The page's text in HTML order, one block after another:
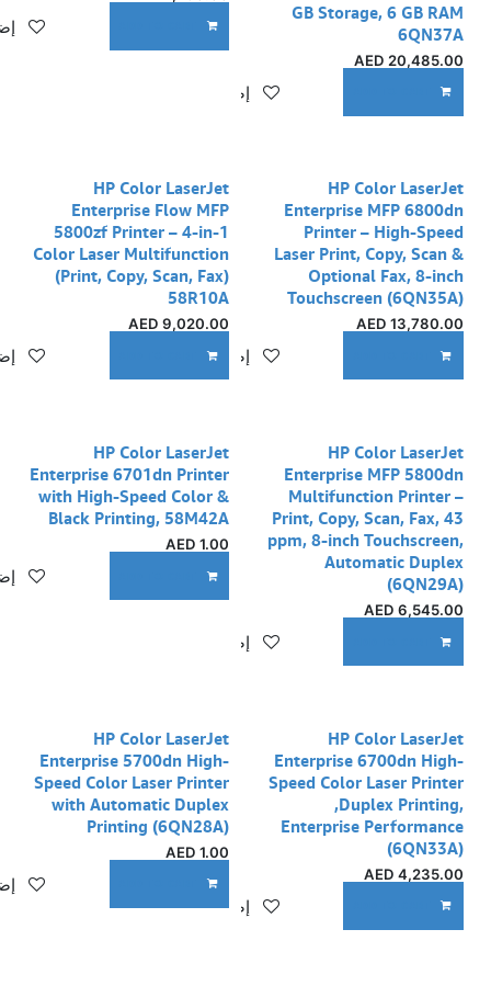
GB Storage, 6 GB RAM
6QN37A
20,485.00
إضافة إلى قائمة الأمنيات
HP Color LaserJet
Enterprise MFP 6800dn
Printer – High-Speed
Laser Print, Copy, Scan &
Optional Fax, 8-inch
Touchscreen (6QN35A)
13,780.00
إضافة إلى قائمة الأمنيات
HP Color LaserJet
Enterprise Flow MFP
5800zf Printer – 4-in-1
Color Laser Multifunction
(Print, Copy, Scan, Fax)
58R10A
9,020.00
AED
نفدت الكمية
HP Color LaserJet
Enterprise MFP 5800dn
Multifunction Printer –
Print, Copy, Scan, Fax, 43
ppm, 8-inch Touchscreen,
Automatic Duplex
(6QN29A)
6,545.00
إضافة إلى قائمة الأمنيات
نفدت الكمية
HP Color LaserJet
Enterprise 6701dn Printer
with High-Speed Color &
Black Printing, 58M42A
1.00
AED
HP Color LaserJet
Enterprise 6700dn High-
Speed Color Laser Printer
,Duplex Printing,
Enterprise Performance
(6QN33A)
4,235.00
إضافة إلى قائمة الأمنيات
نفدت الكمية
HP Color LaserJet
Enterprise 5700dn High-
Speed Color Laser Printer
with Automatic Duplex
Printing (6QN28A)
1.00
AED